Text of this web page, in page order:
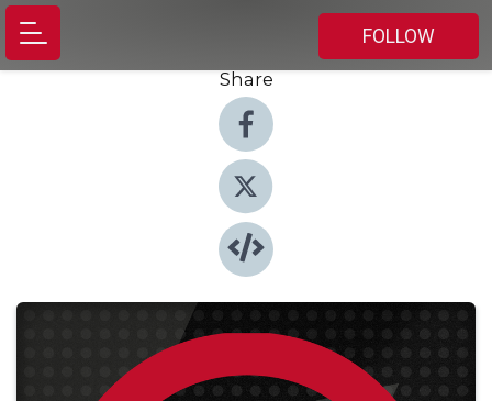
FOLLOW
Share